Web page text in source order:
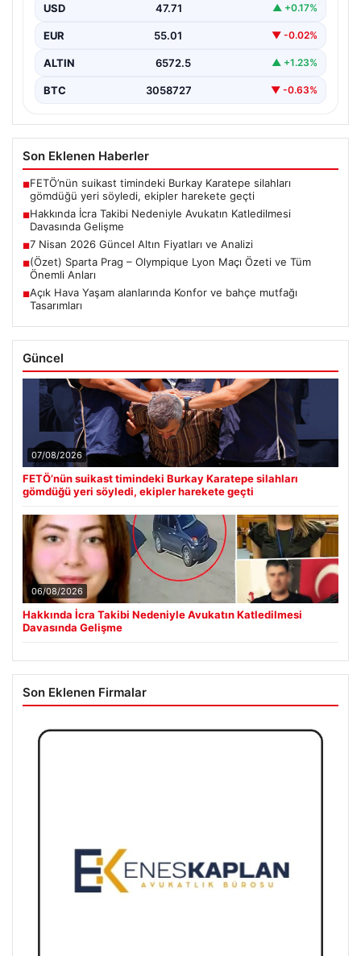
Bursa’nın Gürsu ilçesinde gerçekleşen korkutucu
uğrayarak hayatını kaybetmesiyle…
USD 47.71 ▲ +0.17%
EUR 55.01 ▼ -0.02%
ALTIN 6572.5 ▲ +1.23%
BTC 3058727 ▼ -0.63%
Son Eklenen Haberler
■FETÖ’nün suikast timindeki Burkay Karatepe silahları
gömdüğü yeri söyledi, ekipler harekete geçti
■Hakkında İcra Takibi Nedeniyle Avukatın Katledilmesi
Davasında Gelişme
■7 Nisan 2026 Güncel Altın Fiyatları ve Analizi
■(Özet) Sparta Prag – Olympique Lyon Maçı Özeti ve Tüm
Önemli Anları
■Açık Hava Yaşam alanlarında Konfor ve bahçe mutfağı
Tasarımları
Güncel
07/08/2026
FETÖ’nün suikast timindeki Burkay Karatepe silahları
gömdüğü yeri söyledi, ekipler harekete geçti
06/08/2026
Hakkında İcra Takibi Nedeniyle Avukatın Katledilmesi
Davasında Gelişme
Son Eklenen Firmalar